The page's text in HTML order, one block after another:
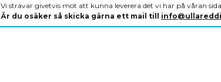
Vi strävar givetvis mot att kunna leverera det vi har på våran
Är du osäker så skicka gärna ett mail till